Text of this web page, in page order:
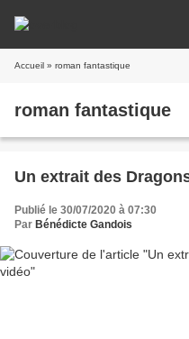
Accueil » roman fantastique
roman fantastique
Un extrait des
Publié le 30/07/2020 à 07:30
Par Bénédicte Gandois